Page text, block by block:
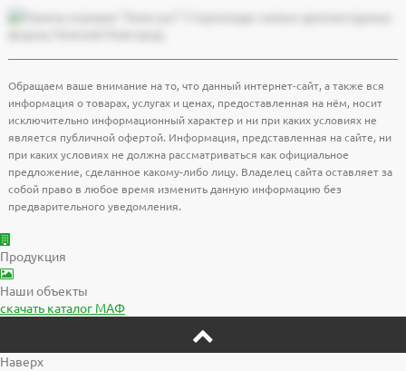
Обращаем ваше внимание на то, что данный интернет-сайт, а также вся
информация о товарах, услугах и ценах, предоставленная на нём, носит
исключительно информационный характер и ни при каких условиях не
является публичной офертой. Информация, представленная на сайте, ни
при каких условиях не должна рассматриваться как официальное
предложение, сделанное какому-либо лицу. Владелец сайта оставляет за
собой право в любое время изменить данную информацию без
предварительного уведомления.
Продукция
Наши объекты
скачать каталог МАФ
Наверх